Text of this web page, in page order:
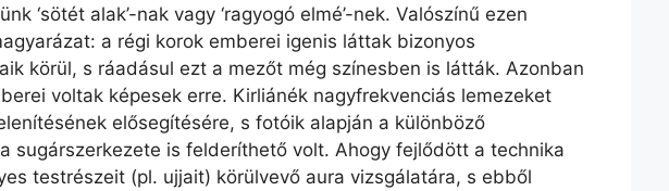
‘sötét alak’-nak vagy ‘ragyogó elmé’-nek. Valószínű ezen
a régi korok emberei igenis láttak bizonyos
körül, s ráadásul ezt a mezőt még színesben is látták. Azonban
voltak képesek erre. Kirliánék nagyfrekvenciás lemezeket
elősegítésére, s fotóik alapján a különböző
sugárszerkezete is felderíthető volt. Ahogy fejlődött a technika
testrészeit (pl. ujjait) körülvevő aura vizsgálatára, s ebből